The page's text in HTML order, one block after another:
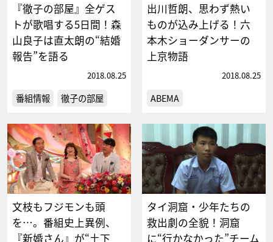
『徹子の部屋』全ゲス
トが歌唱する5日間！森
山良子は直太朗の“結婚
報告”を語る
2018.08.25
番組情報 徹子の部屋
出川哲朗、思わず熱い
ものが込み上げる！六
本木ショーダンサーの
上京物語
2018.08.25
ABEMA
文枝もフジモンも頭
を…。番組史上異例、
『新婚さん』が“土下
タイ洞窟・少年たちの
救出劇の全貌！洞窟
に“行かなかった”チーム